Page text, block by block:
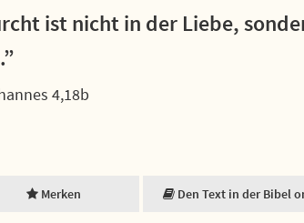
ist nicht in der Liebe,
4,18b
Merken Den Text in der Bibel